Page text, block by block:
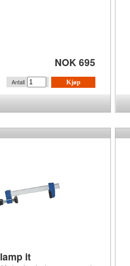
NOK 695
Kjøp
Antall
it